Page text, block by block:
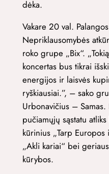
dėka.
Vakare 20 val.
Nepriklausomybės
roko grupe „Bix“.
koncertas bus tikrai
energijos ir laisvės
ryškiausiai.”, – sako
Urbonavičius –
pučiamųjų sąstatu
kūrinius „Tarp Europos
„Akli kariai“ bei
kūrybos.